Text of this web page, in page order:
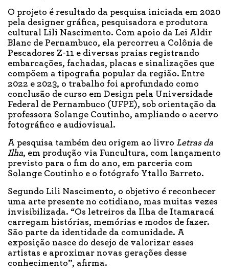
O projeto é resultado da pesquisa iniciada em 2020
pela designer gráfica, pesquisadora e produtora
cultural Lili Nascimento. Com apoio da Lei Aldir
Blanc de Pernambuco, ela percorreu a Colônia de
Pescadores Z-11 e diversas praias registrando
embarcações, fachadas, placas e sinalizações que
compõem a tipografia popular da região. Entre
2022 e 2023, o trabalho foi aprofundado como
conclusão de curso em Design pela Universidade
Federal de Pernambuco (UFPE), sob orientação da
professora Solange Coutinho, ampliando o acervo
fotográfico e audiovisual.
A pesquisa também deu origem ao livro Letras da
Ilha, em produção via Funcultura, com lançamento
previsto para o fim do ano, em parceria com
Solange Coutinho e o fotógrafo Ytallo Barreto.
Segundo Lili Nascimento, o objetivo é reconhecer
uma arte presente no cotidiano, mas muitas vezes
invisibilizada. “Os letreiros da Ilha de Itamaracá
carregam histórias, memórias e modos de fazer.
São parte da identidade da comunidade. A
exposição nasce do desejo de valorizar esses
artistas e aproximar novas gerações desse
conhecimento”, afirma.